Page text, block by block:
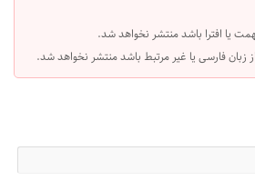
یا افترا باشد منتشر نخواهد شد.
زبان فارسی یا غیر مرتبط باشد منتشر نخواهد شد.